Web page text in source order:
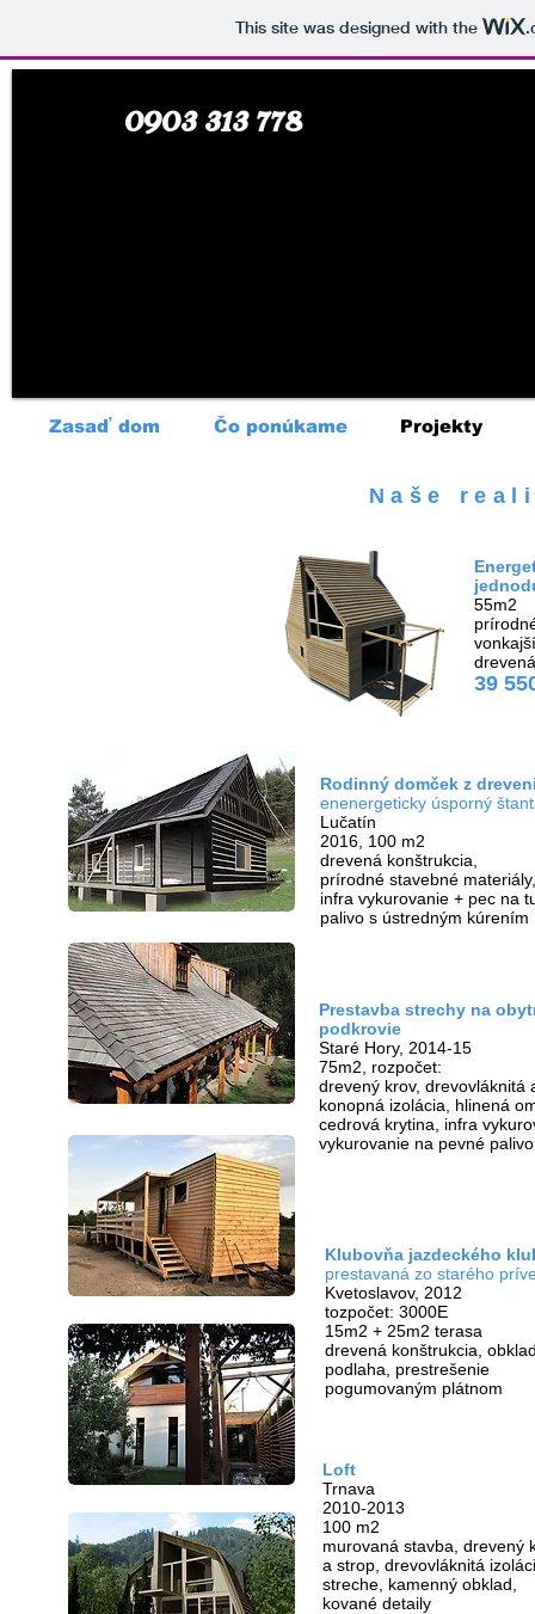
This site was designed with the
0903 313 778
Naše
55m2
39
Rodinný domček z
enenergeticky úsporný
Lučatín
2016, 100 m2
drevená konštrukcia,
prírodné stavebné materiály,
infra vykurovanie + pec na
palivo s ústredným kúrením
Prestavba strechy na
podkrovie
Staré Hory, 2014-15
75m2, rozpočet:
drevený krov, drevovláknitá
konopná izolácia, hlinená
cedrová krytina, infra
vykurovanie na pevné palivo
Klubovňa jazdeckého
prestavaná zo starého
Kvetoslavov, 2012
tozpočet: 3000E
15m2 + 25m2 terasa
drevená konštrukcia,
podlaha, prestrešenie
pogumovaným plátnom
Loft
Trnava
2010-2013
100 m2
murovaná stavba, drevený
a strop, drevovláknitá
streche, kamenný obklad,
kované detaily
Zasaď dom Čo ponúkame Projekty